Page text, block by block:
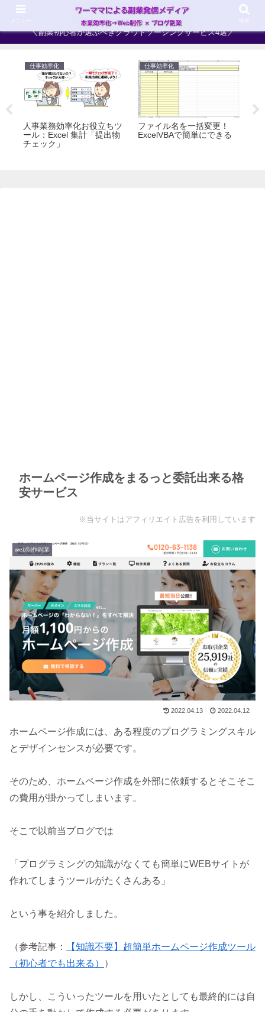
ワーママ×副業＝ハイブリッドママへ！最強の働き方を目指そう
＼副業初心者が選ぶべきクラウドソーシングサービス4選／
仕事効率化
人事業務効率化お役立ちツ
ール：Excel 集計「提出物
チェック」
仕事効率化
ファイル名を一括変更！
ExcelVBAで簡単にできる
ホームページ作成をまるっと委託出来る格
安サービス
※当サイトはアフィリエイト広告を利用しています
web制作副業
2022.04.13 2022.04.12
ホームページ作成には、ある程度のプログラミングスキル
とデザインセンスが必要です。
そのため、ホームページ作成を外部に依頼するとそこそこ
の費用が掛かってしまいます。
そこで以前当ブログでは
「プログラミングの知識がなくても簡単にWEBサイトが
作れてしまうツールがたくさんある」
という事を紹介しました。
（参考記事：
【知識不要】超簡単ホームページ作成ツール
（初心者でも出来る）
）
しかし、こういったツールを用いたとしても最終的には自